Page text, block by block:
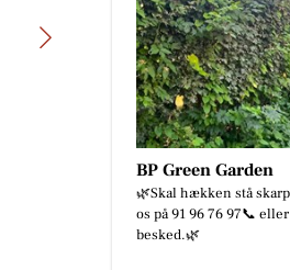
BP Green Garden
🌿Skal hækken stå
os på 91 96 76 97📞
besked.🌿